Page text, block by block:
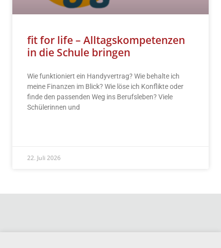
fit for life – Alltagskompetenzen
in die Schule bringen
Wie funktioniert ein Handyvertrag? Wie behalte ich
meine Finanzen im Blick? Wie löse ich Konflikte oder
finde den passenden Weg ins Berufsleben? Viele
Schülerinnen und
22. Juli 2026